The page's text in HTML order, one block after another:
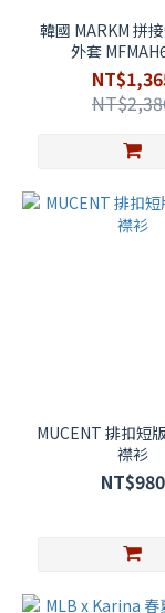
韓國 MARKM 拼
外套
MUCENT 排扣短
襟衫
NT$980